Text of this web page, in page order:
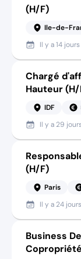
(H/F)
Ile-de-
Il y a14 jours
Chargé
Hauteur
IDF
Il y a 29
(H/F)
Paris
Il y a 24 jours
Business